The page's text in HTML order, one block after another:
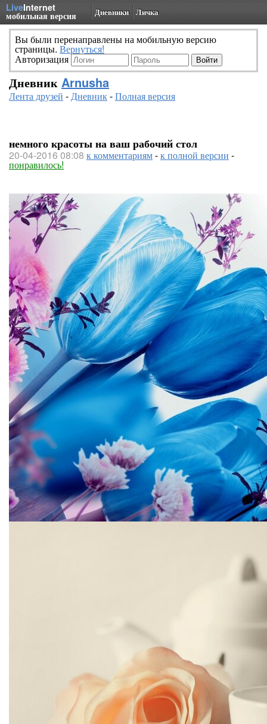
LiveInternet
мобильная версия Дневники Личка
Вы были перенаправлены на мобильную версию
страницы. Вернуться!
Авторизация
Дневник Arnusha
Лента друзей -Дневник-Полная версия
немного красоты на ваш рабочий стол
20-04-2016 08:08 к комментариям-к полной версии -
понравилось!